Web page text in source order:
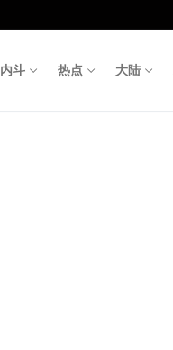
内斗 热点 大陆